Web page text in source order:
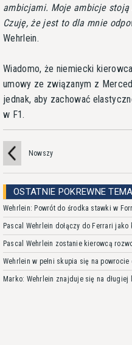
ambicjami. Moje ambicje
Czuję, że jest to dla mnie
Wehrlein.
Wiadomo, że niemiecki
umowy ze związanym z
jednak, aby zachować
w F1.
Nowszy
OSTATNIE POKREWNE
Wehrlein: Powrót do środka stawki w
Pascal Wehrlein dołączy do Ferrari
Pascal Wehrlein zostanie kierowcą
Wehrlein w pełni skupia się na powrocie
Marko: Wehrlein znajduje się na